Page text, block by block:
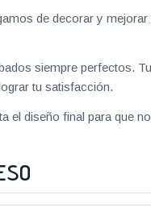
de decorar y
siempre perfectos.
tu satisfacción.
diseño final para que